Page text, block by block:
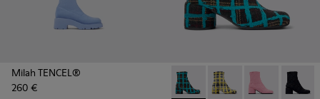
Milah TENCEL®
260 €
Niki - K400713-003 -
Niki - K400713-004
Niki - Niki -